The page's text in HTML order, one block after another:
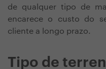
de qualquer tipo de
encarece o custo do
cliente a longo prazo.
Tipo de